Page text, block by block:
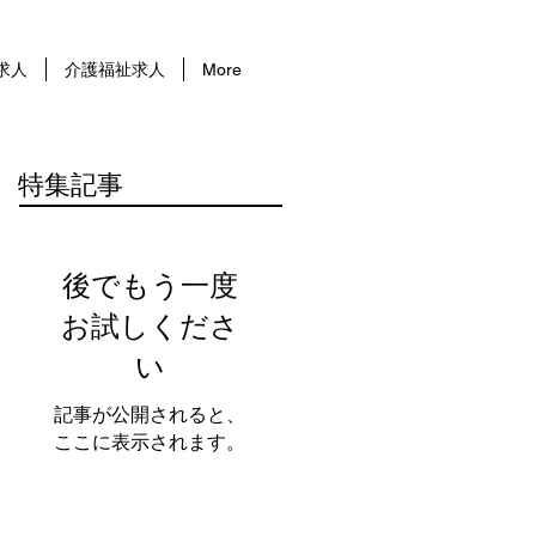
人 介護福祉求人 More
特集記事
後でもう一度
お試しくださ
い
記事が公開されると、
ここに表示されます。